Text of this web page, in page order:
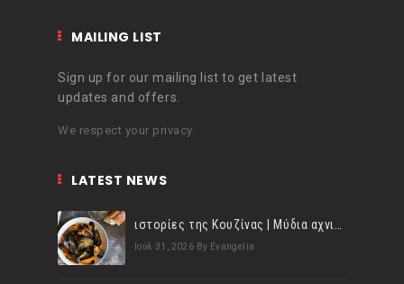
MAILING LIST
Sign up for our mailing list to get latest
updates and offers.
We respect your privacy.
LATEST NEWS
ιστορίες της Κουζίνας | Μύδια αχνιστά σβησμένα με λευκό κρασί!
Ιούλ 31, 2026 By Evangelia